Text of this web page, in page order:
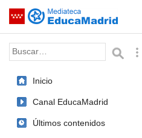
Saltar navegación
Palabra o frase:
Inicio
Canal EducaMadrid
Últimos contenidos